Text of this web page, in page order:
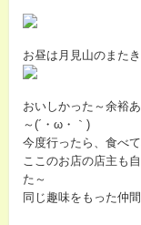
お昼は月見山のまた
おいしかった～余裕
～(´・ω・｀)
今度行ったら、食べて
ここのお店の店主も
た～
同じ趣味をもった仲